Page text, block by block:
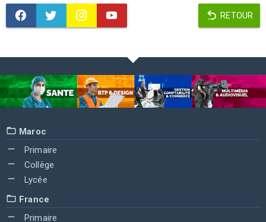
RETOUR
Maroc
Primaire
Collège
Lycée
France
Primaire